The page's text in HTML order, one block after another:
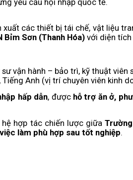
yêu cầu hội nhập quốc tế.
xuất các thiết bị tái chế, vật liệu
Bỉm Sơn (Thanh Hóa) với diện tích
vận hành – bảo trì, kỹ thuật viên
Anh (vị trí chuyên viên kinh
hấp dẫn, được hỗ trợ ăn ở,
hợp tác chiến lược giữa
làm phù hợp sau tốt nghiệp.